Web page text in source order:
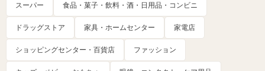
スーパー 食品・菓子・飲料・酒・日用品・コンビニ
ドラッグストア 家具・ホームセンター 家電店
ショッピングセンター・百貨店 ファッション